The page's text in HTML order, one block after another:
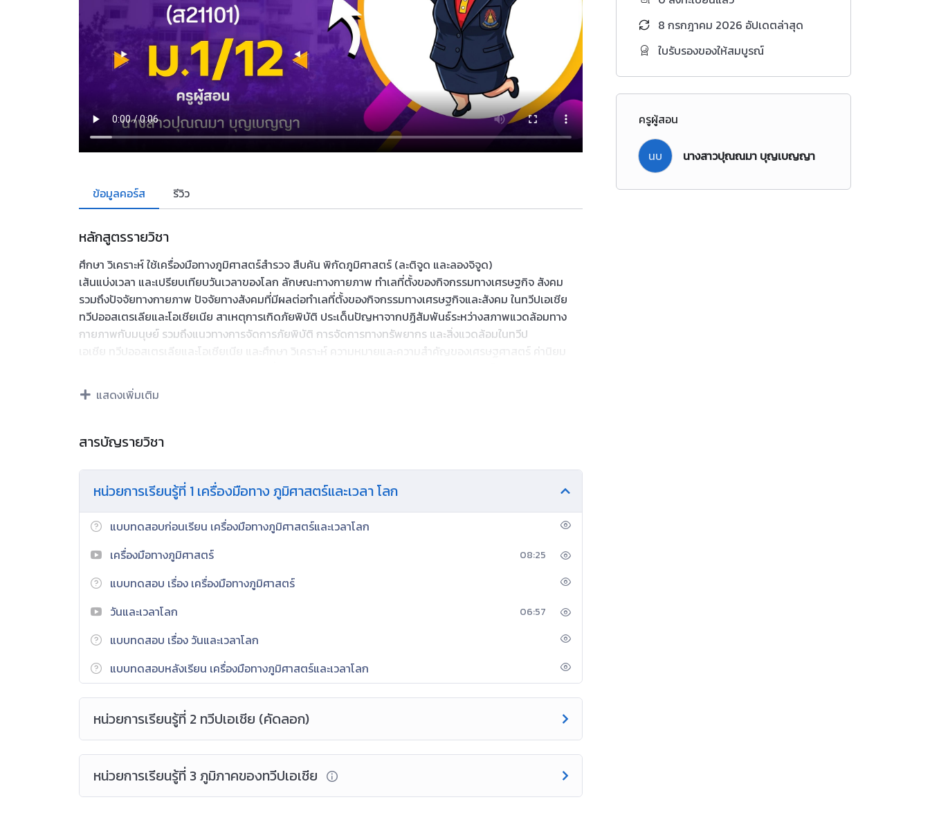
ข้อมูลคอร์ส รีวิว
หลักสูตรรายวิชา
ศึกษา วิเคราะห์ ใช้เครื่องมือทางภูมิศาสตร์สํารวจ สืบค้น พิกัดภูมิศาสตร์ (ละติจูด และลองจิจูด)
เส้นแบ่งเวลา และเปรียบเทียบวันเวลาของโลก ลักษณะทางกายภาพ ทําเลที่ตั้งของกิจกรรมทางเศรษฐกิจ สังคม
รวมถึงปัจจัยทางกายภาพ ปัจจัยทางสังคมที่มีผลต่อทําเลที่ตั้งของกิจกรรมทางเศรษฐกิจและสังคม ในทวีปเอเชีย
ทวีปออสเตรเลียและโอเชียเนีย สาเหตุการเกิดภัยพิบัติ ประเด็นปัญหาจากปฏิสัมพันธ์ระหว่างสภาพแวดล้อมทาง
กายภาพกับมนุษย์ รวมถึงแนวทางการจัดการภัยพิบัติ การจัดการทางทรัพยากร และสิ่งแวดล้อมในทวีป
เอเชีย ทวีปออสเตรเลียและโอเชียเนีย และศึกษา วิเคราะห์ ความหมายและความสําคัญของเศรษฐศาสตร์ ค่านิยม
ความสําคัญของปรัชญาเศรษฐกิจพอเพียงต่อสังคมไทย บทบาทหน้าที่และความแตกต่างของสถาบันการเงินแต่ละ
ประเภทและธนาคารกลาง การพึ่งพาอาศัยกัน และการแข่งขันกันทางเศรษฐกิจในประเทศ ปัจจัยที่มีอิทธิพลต่อการ
โดยใช้เครื่องมือทางภูมิศาสตร์ในการสืบค้น วิเคราะห์ และสรุปข้อมูลตามกระบวนการทางภูมิศาสตร์
พื้นที่ การคิดแบบองค์รวม การใช้เทคโนโลยี การใช้เทคนิคและเครื่องมือทางภูมิศาสตร์ การคิดเชิงภูมิสัมพันธ์ การใช้
สถิติพื้นฐาน รวมถึงทักษะด้านการสื่อสาร การใช้เทคโนโลยีสารสนเทศ และโดยใช้กระบวนการคิด กระบวนการ
กลุ่ม
ภูมิศาสตร์ และมีทักษะในศตวรรษที่ 21 ด้านการสื่อสาร การใช้เทคโนโลยีสารสนเทศ ความสามารถในการคิดและ
แก้ปัญหา มีคุณลักษณะด้านจิตสาธารณะ มีวินัย ใฝ่เรียนรู้ มุ่งมั่นในการทํางาน มีส่วนร่วมในการจัดการ ภัยพิบัติ
และการอนุรักษ์สิ่งแวดล้อมในประเทศไทย ทวีปเอเชีย ทวีปออสเตรเลียและโอเชียเนีย และเพื่อให้เกิดความรู้ ความ
เข้าใจ ระบบ และสถาบันทางเศรษฐกิจต่างๆ ความสัมพันธ์ทางเศรษฐกิจ และความจําเป็นของการร่วมมือทาง
อย่างมีประสิทธิภาพและคุ้มค่า รวมทั้งเข้าใจหลักการของเศรษฐกิจพอเพียง เพื่อการดํารงชีวิตอย่างมีดุลยภาพ
แสดงเพิ่มเติม
สารบัญรายวิชา
หน่วยการเรียนรู้ที่ 1 เครื่องมือทาง ภูมิศาสตร์และเวลา โลก
แบบทดสอบก่อนเรียน เครื่องมือทางภูมิศาสตร์และเวลาโลก
เครื่องมือทางภูมิศาสตร์
08:25
แบบทดสอบ เรื่อง เครื่องมือทางภูมิศาสตร์
วันและเวลาโลก
06:57
แบบทดสอบ เรื่อง วันและเวลาโลก
แบบทดสอบหลังเรียน เครื่องมือทางภูมิศาสตร์และเวลาโลก
หน่วยการเรียนรู้ที่ 2 ทวีปเอเชีย (คัดลอก)
หน่วยการเรียนรู้ที่ 3 ภูมิภาคของทวีปเอเชีย
8 กรกฎาคม 2026 อัปเดตล่าสุด
ใบรับรองของให้สมบูรณ์
ครูผู้สอน
นบ นางสาวปุณณมา บุญเบญญา